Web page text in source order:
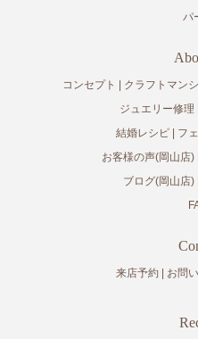
パ
コンセプト クラフトマン
ジュエリー修理
結婚レシピ
フ
お客様の声(岡山店)
ブログ(岡山店)
来店予約 お問